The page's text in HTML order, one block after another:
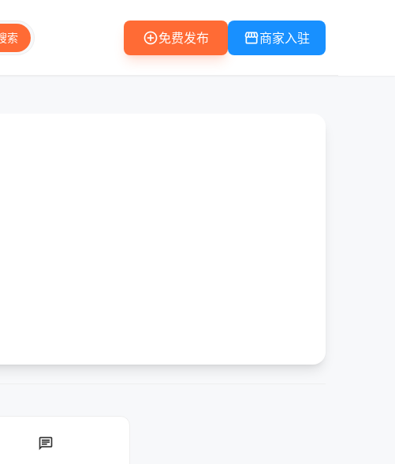
索 add_circle免费发布 storefront商家入驻
chat